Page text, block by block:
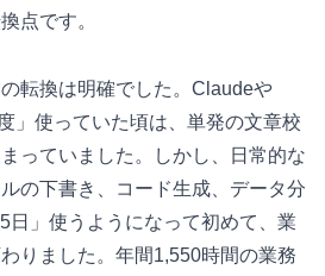
点です。
転換は明確でした。Claudeや
」使っていた頃は、単発の文章校
っていました。しかし、日常的な
の下書き、コード生成、データ分
日」使うようになって初めて、業
りました。年間1,550時間の業務